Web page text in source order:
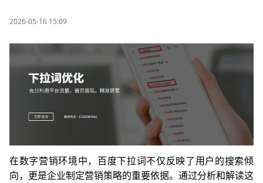
2026-05-16 15:09
在数字营销环境中，百度下拉词不仅反映了用户的搜索倾
向，更是企业制定营销策略的重要依据。通过分析和解读这